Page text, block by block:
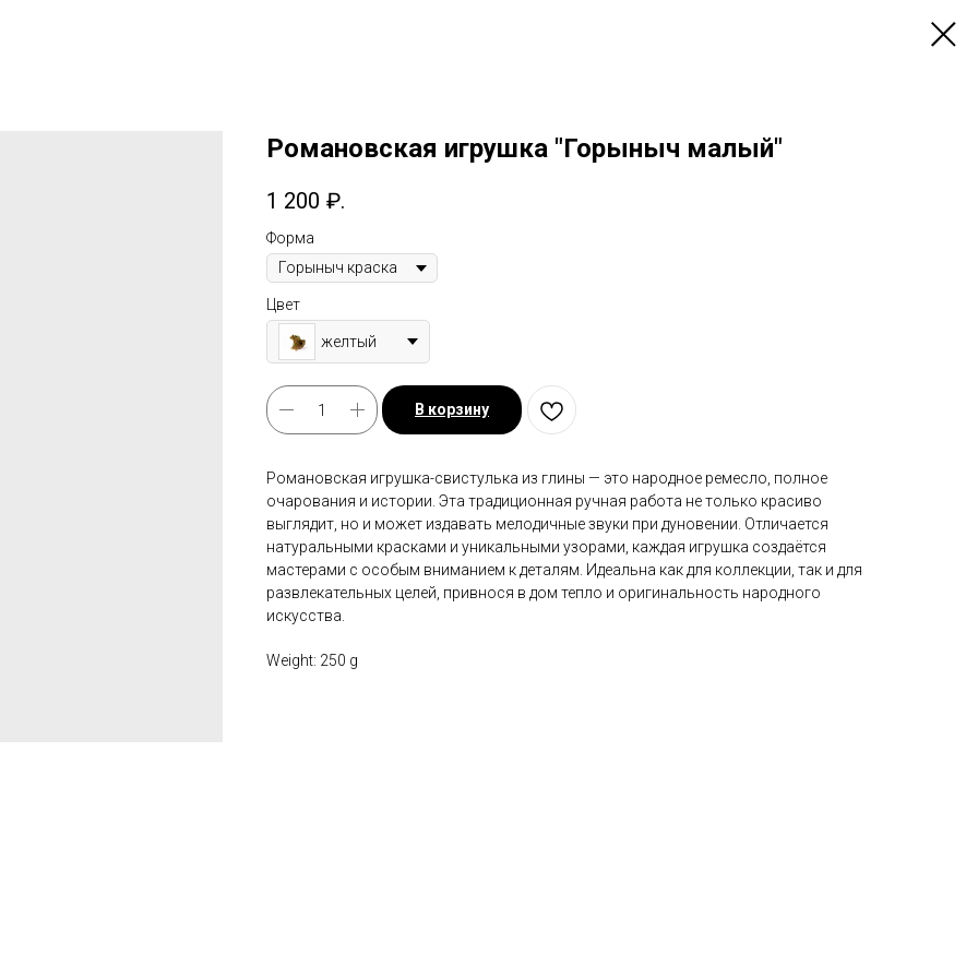
Романовская игрушка "Горыныч малый"
1 200 ₽.
Форма
Цвет
желтый
В корзину
Романовская игрушка-свистулька из глины — это народное ремесло, полное
очарования и истории. Эта традиционная ручная работа не только красиво
выглядит, но и может издавать мелодичные звуки при дуновении. Отличается
натуральными красками и уникальными узорами, каждая игрушка создаётся
мастерами с особым вниманием к деталям. Идеальна как для коллекции, так и для
развлекательных целей, привнося в дом тепло и оригинальность народного
искусства.
Weight: 250 g